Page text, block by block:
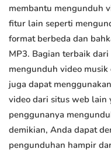
membantu mengunduh
fitur lain seperti
format berbeda dan
MP3. Bagian terbaik
mengunduh video
juga dapat
video dari situs web lain
penggunanya
demikian, Anda dapat
pengunduhan hampir